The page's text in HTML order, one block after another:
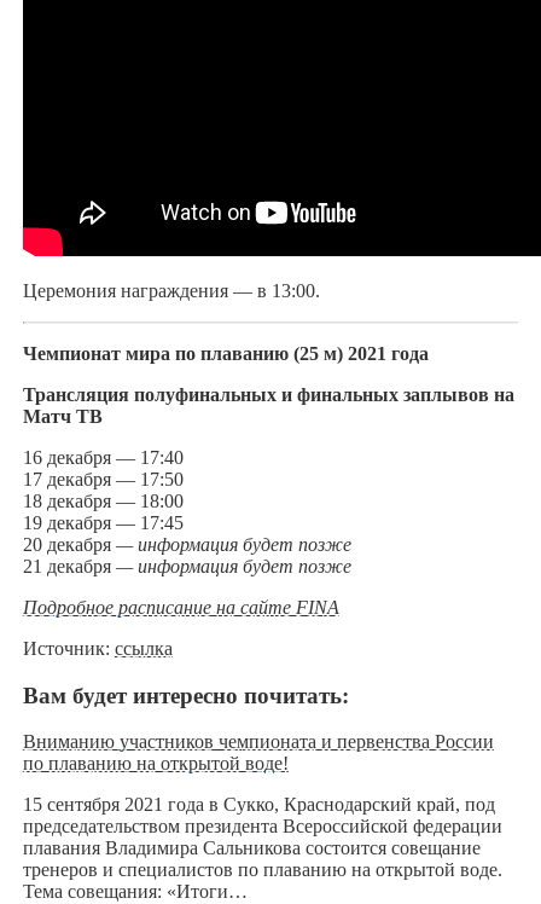
Церемония награждения — в 13:00.
Чемпионат мира по плаванию (25 м) 2021 года
Трансляция полуфинальных и финальных заплывов на
Матч ТВ
16 декабря — 17:40
17 декабря — 17:50
18 декабря — 18:00
19 декабря — 17:45
20 декабря — информация будет позже
21 декабря — информация будет позже
Подробное расписание на сайте FINA
Источник: ссылка
Вам будет интересно почитать:
Вниманию участников чемпионата и первенства России
по плаванию на открытой воде!
15 сентября 2021 года в Сукко, Краснодарский край, под
председательством президента Всероссийской федерации
плавания Владимира Сальникова состоится совещание
тренеров и специалистов по плаванию на открытой воде.
Тема совещания: «Итоги…